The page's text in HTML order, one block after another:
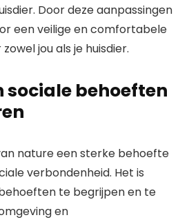
Door deze aanpassingen
een veilige en comfortabele
jou als je huisdier.
sociale behoeften
nature een sterke behoefte
verbondenheid. Het is
te begrijpen en te
en